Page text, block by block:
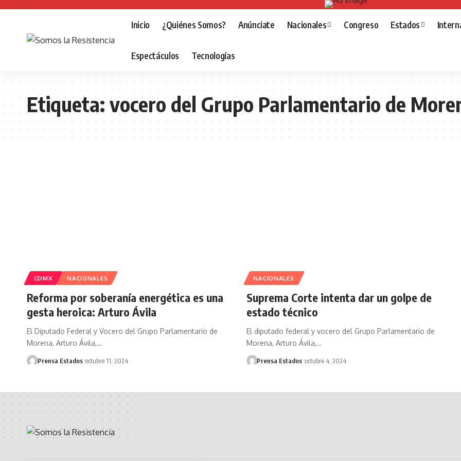
Inicio ¿Quiénes Somos? Anúnciate Nacionales Congreso Estados
Espectáculos Tecnologías
Etiqueta: vocero del Grupo Parlamentario de
CDMX NACIONALES
Reforma por soberanía energética es una
gesta heroica: Arturo Ávila
El Diputado Federal y Vocero del Grupo Parlamentario de
Morena, Arturo Ávila,…
Prensa Estados octubre 11, 2024
NACIONALES
Suprema Corte intenta dar un golpe de
estado técnico
El diputado federal y vocero del Grupo Parlamentario de
Morena, Arturo Ávila,…
Prensa Estados octubre 4, 2024